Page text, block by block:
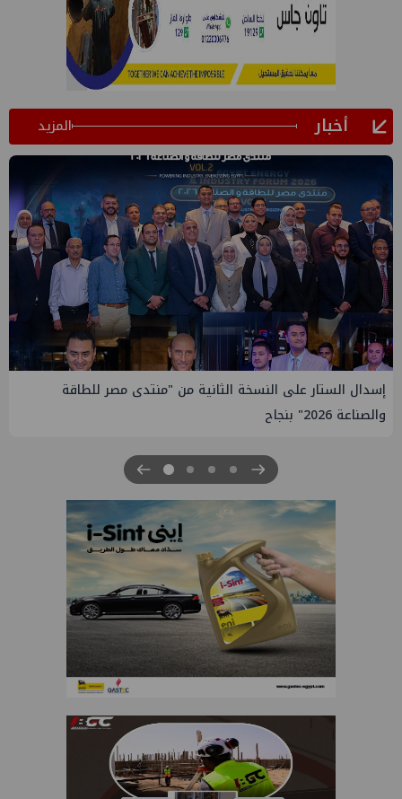
أخبار المزيد
مصر للطاقة إيني تعين مديراً جديد لها في مصر